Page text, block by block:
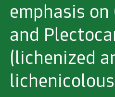
emphasis on
and
(lichenized